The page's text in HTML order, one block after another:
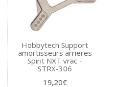
Hobbytech Support
amortisseurs arrieres
Spirit NXT vrac -
STRX-306
19,20€